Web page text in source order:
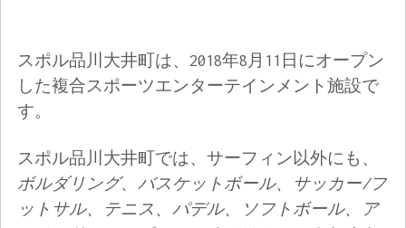
スポル品川大井町は、2018年8月11日にオープン
した複合スポーツエンターテインメント施設で
す。
スポル品川大井町では、サーフィン以外にも、
ボルダリング、バスケットボール、サッカー/フ
ットサル、テニス、パデル、ソフトボール、ア